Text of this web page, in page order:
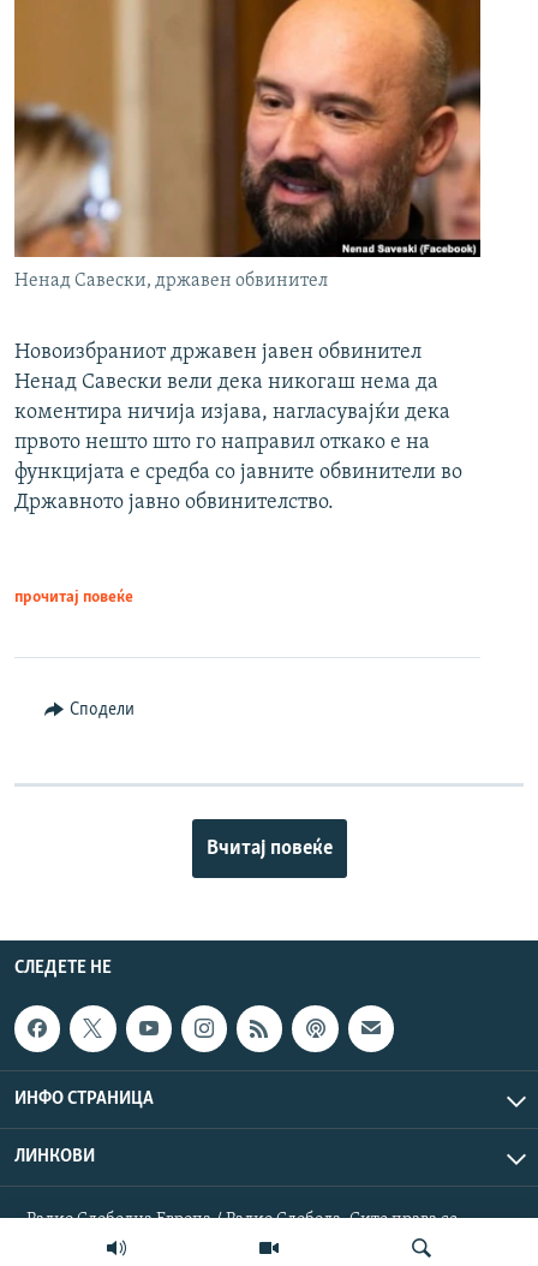
Ненад Савески, државен обвинител
Новоизбраниот државен јавен обвинител
Ненад Савески вели дека никогаш нема да
коментира ничија изјава, нагласувајќи дека
првото нешто што го направил откако е на
функцијата е средба со јавните обвинители во
Државното јавно обвинителство.
прочитај повеќе
Сподели
Вчитај повеќе
СЛЕДЕТЕ НЕ
ИНФО СТРАНИЦА
ЛИНКОВИ
Радио Слободна Европа / Радио Слобода. Сите права се
резервирани